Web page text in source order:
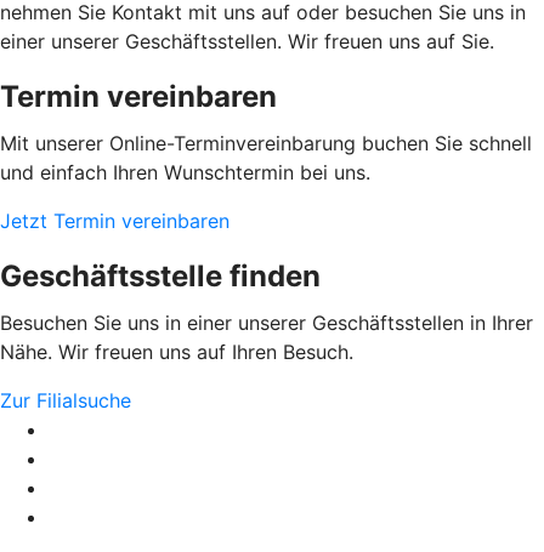
nehmen Sie Kontakt mit uns auf oder besuchen Sie uns in
einer unserer Geschäftsstellen. Wir freuen uns auf Sie.
Termin vereinbaren
Mit unserer Online-Terminvereinbarung buchen Sie schnell
und einfach Ihren Wunschtermin bei uns.
Jetzt Termin vereinbaren
Geschäftsstelle finden
Besuchen Sie uns in einer unserer Geschäftsstellen in Ihrer
Nähe. Wir freuen uns auf Ihren Besuch.
Zur Filialsuche